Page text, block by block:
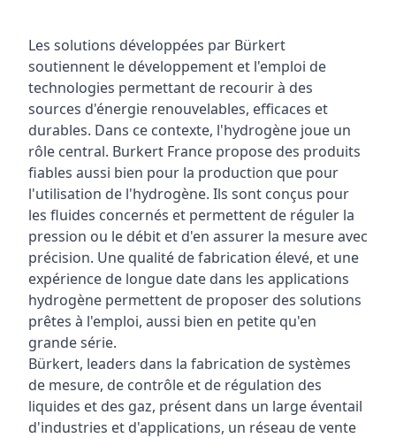
Les solutions développées par Bürkert
soutiennent le développement et l'emploi de
technologies permettant de recourir à des
sources d'énergie renouvelables, efficaces et
durables. Dans ce contexte, l'hydrogène joue un
rôle central. Burkert France propose des produits
fiables aussi bien pour la production que pour
l'utilisation de l'hydrogène. Ils sont conçus pour
les fluides concernés et permettent de réguler la
pression ou le débit et d'en assurer la mesure avec
précision. Une qualité de fabrication élevé, et une
expérience de longue date dans les applications
hydrogène permettent de proposer des solutions
prêtes à l'emploi, aussi bien en petite qu'en
grande série.
Bürkert, leaders dans la fabrication de systèmes
de mesure, de contrôle et de régulation des
liquides et des gaz, présent dans un large éventail
d'industries et d'applications, un réseau de vente